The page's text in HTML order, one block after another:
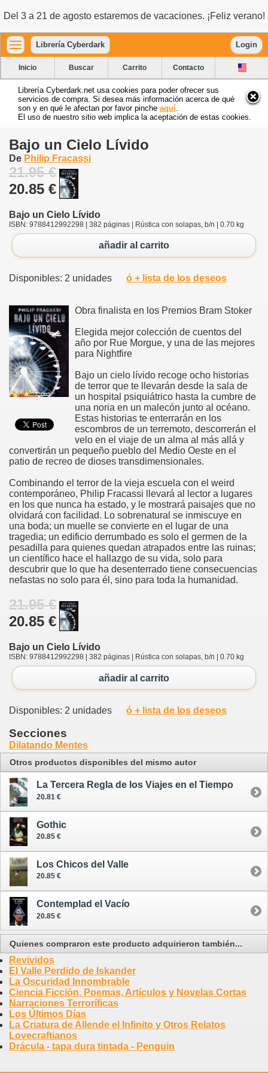
Del 3 a 21 de agosto estaremos de vacaciones. ¡Feliz verano!
Librería Cyberdark Login
Inicio Buscar Carrito Contacto
Librería Cyberdark.net usa cookies para poder ofrecer sus
servicios de compra. Si desea más información acerca de qué
son y en qué le afectan por favor pinche aquí
El uso de nuestro sitio web implica la aceptación de estas cookies.
Bajo un Cielo Lívido
De Philip Fracassi
21.95 €
20.85 €
Bajo un Cielo Lívido
ISBN: 9788412992298 | 382 páginas | Rústica con solapas, b/n | 0.70 kg
añadir al carrito
Disponibles: 2 unidades ó + lista de los deseos
Obra finalista en los Premios Bram Stoker
Elegida mejor colección de cuentos del
año por Rue Morgue, y una de las mejores
para Nightfire
Bajo un cielo lívido recoge ocho historias
de terror que te llevarán desde la sala de
un hospital psiquiátrico hasta la cumbre de
una noria en un malecón junto al océano.
Estas historias te enterrarán en los
escombros de un terremoto, descorrerán el
velo en el viaje de un alma al más allá y
convertirán un pequeño pueblo del Medio Oeste en el
patio de recreo de dioses transdimensionales.
Combinando el terror de la vieja escuela con el weird
contemporáneo, Philip Fracassi llevará al lector a lugares
en los que nunca ha estado, y le mostrará paisajes que no
olvidará con facilidad. Lo sobrenatural se inmiscuye en
una boda; un muelle se convierte en el lugar de una
tragedia; un edificio derrumbado es solo el germen de la
pesadilla para quienes quedan atrapados entre las ruinas;
un científico hace el hallazgo de su vida, solo para
descubrir que lo que ha desenterrado tiene consecuencias
nefastas no solo para él, sino para toda la humanidad.
21.95 €
20.85 €
Bajo un Cielo Lívido
ISBN: 9788412992298 | 382 páginas | Rústica con solapas, b/n | 0.70 kg
añadir al carrito
Disponibles: 2 unidades ó + lista de los deseos
Secciones
Dilatando Mentes
Otros productos disponibles del mismo autor
La Tercera Regla de los Viajes en el Tiempo
20.81 €
Gothic
20.85 €
Los Chicos del Valle
20.85 €
Contemplad el Vacío
20.85 €
Quienes compraron este producto adquirieron también...
Revividos
El Valle Perdido de Iskander
La Oscuridad Innombrable
Ciencia Ficción. Poemas, Artículos y Novelas Cortas
Narraciones Terroríficas
Los Últimos Días
La Criatura de Allende el Infinito y Otros Relatos
Lovecraftianos
Drácula - tapa dura tintada - Penguin